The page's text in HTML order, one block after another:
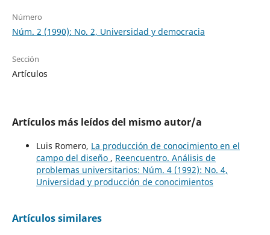
Número
Núm. 2 (1990): No. 2, Universidad y democracia
Sección
Artículos
Artículos más leídos del mismo autor/a
Luis Romero, La producción de conocimiento en el
campo del diseño , Reencuentro. Análisis de
problemas universitarios: Núm. 4 (1992): No. 4,
Universidad y producción de conocimientos
Artículos similares